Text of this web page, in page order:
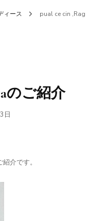
ィース
pual ce cin ,Rag
のご紹介
日
介です。